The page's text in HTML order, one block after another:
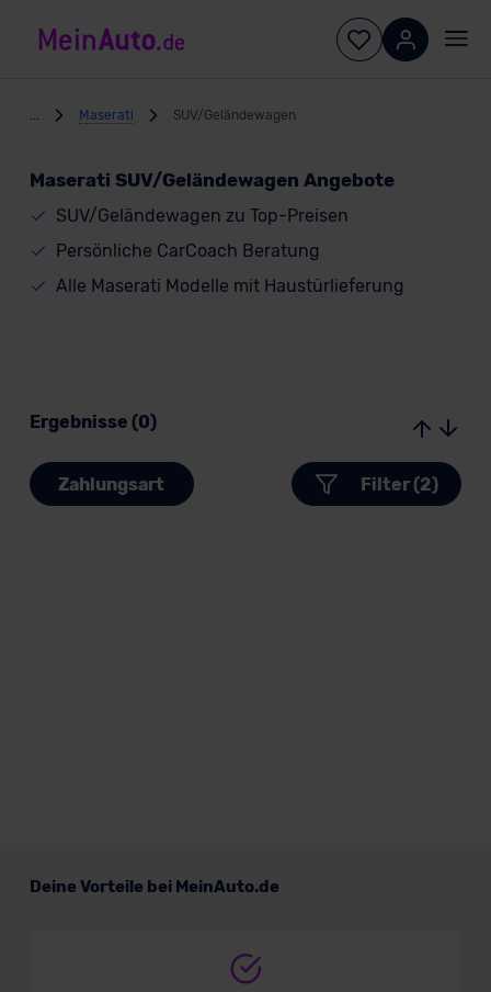
Maserati SUV/Geländewagen
Maserati SUV/Geländewagen Angebote
SUV/Geländewagen zu Top-Preisen
Persönliche CarCoach Beratung
Alle Maserati Modelle mit Haustürlieferung
Ergebnisse (0)
Zahlungsart Filter (2)
Deine Vorteile bei MeinAuto.de